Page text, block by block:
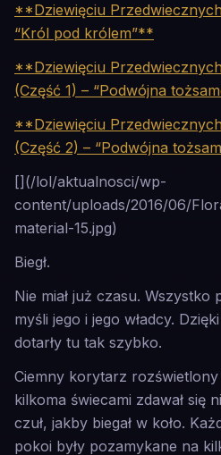
**Dziewięciu
“Król pod królem”**
**Dziewięciu Przedwiecznych
(Część 1) – “Podwójna
**Dziewięciu Przedwiecznych
(Część 2) – “Podwójna
[](/lol/aktualnosci/wp-
content/uploads/2016/06/
material-15.jpg)
Biegł.
Nie miał już czasu. Wszystko
myśli jego i jego władcy.
dotarły tu tak szybko.
Ciemny korytarz
kilkoma świecami zdawał się
czuł, jakby biegał w koło.
pokoi były pozamykane na